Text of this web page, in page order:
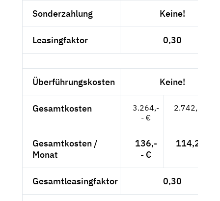
Sonderzahlung Keine!
Leasingfaktor 0,30
Überführungskosten Keine!
Gesamtkosten
3.264,-
- €
2.742,86 €
Gesamtkosten /
Monat
136,-
- €
114,29 €
Gesamtleasingfaktor 0,30